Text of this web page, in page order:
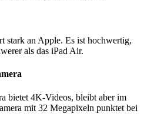
stark an Apple. Es ist hochwertig,
als das iPad Air.
bietet 4K-Videos, bleibt aber im
mit 32 Megapixeln punktet bei